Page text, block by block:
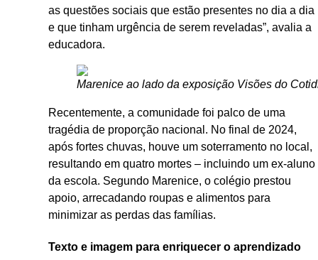
as questões sociais que estão presentes no dia a dia
e que tinham urgência de serem reveladas”, avalia a
educadora.
Marenice ao lado da exposição Visões do
Recentemente, a comunidade foi palco de uma
tragédia de proporção nacional. No final de 2024,
após fortes chuvas, houve um soterramento no local,
resultando em quatro mortes – incluindo um ex-aluno
da escola. Segundo Marenice, o colégio prestou
apoio, arrecadando roupas e alimentos para
minimizar as perdas das famílias.
Texto e imagem para enriquecer o aprendizado